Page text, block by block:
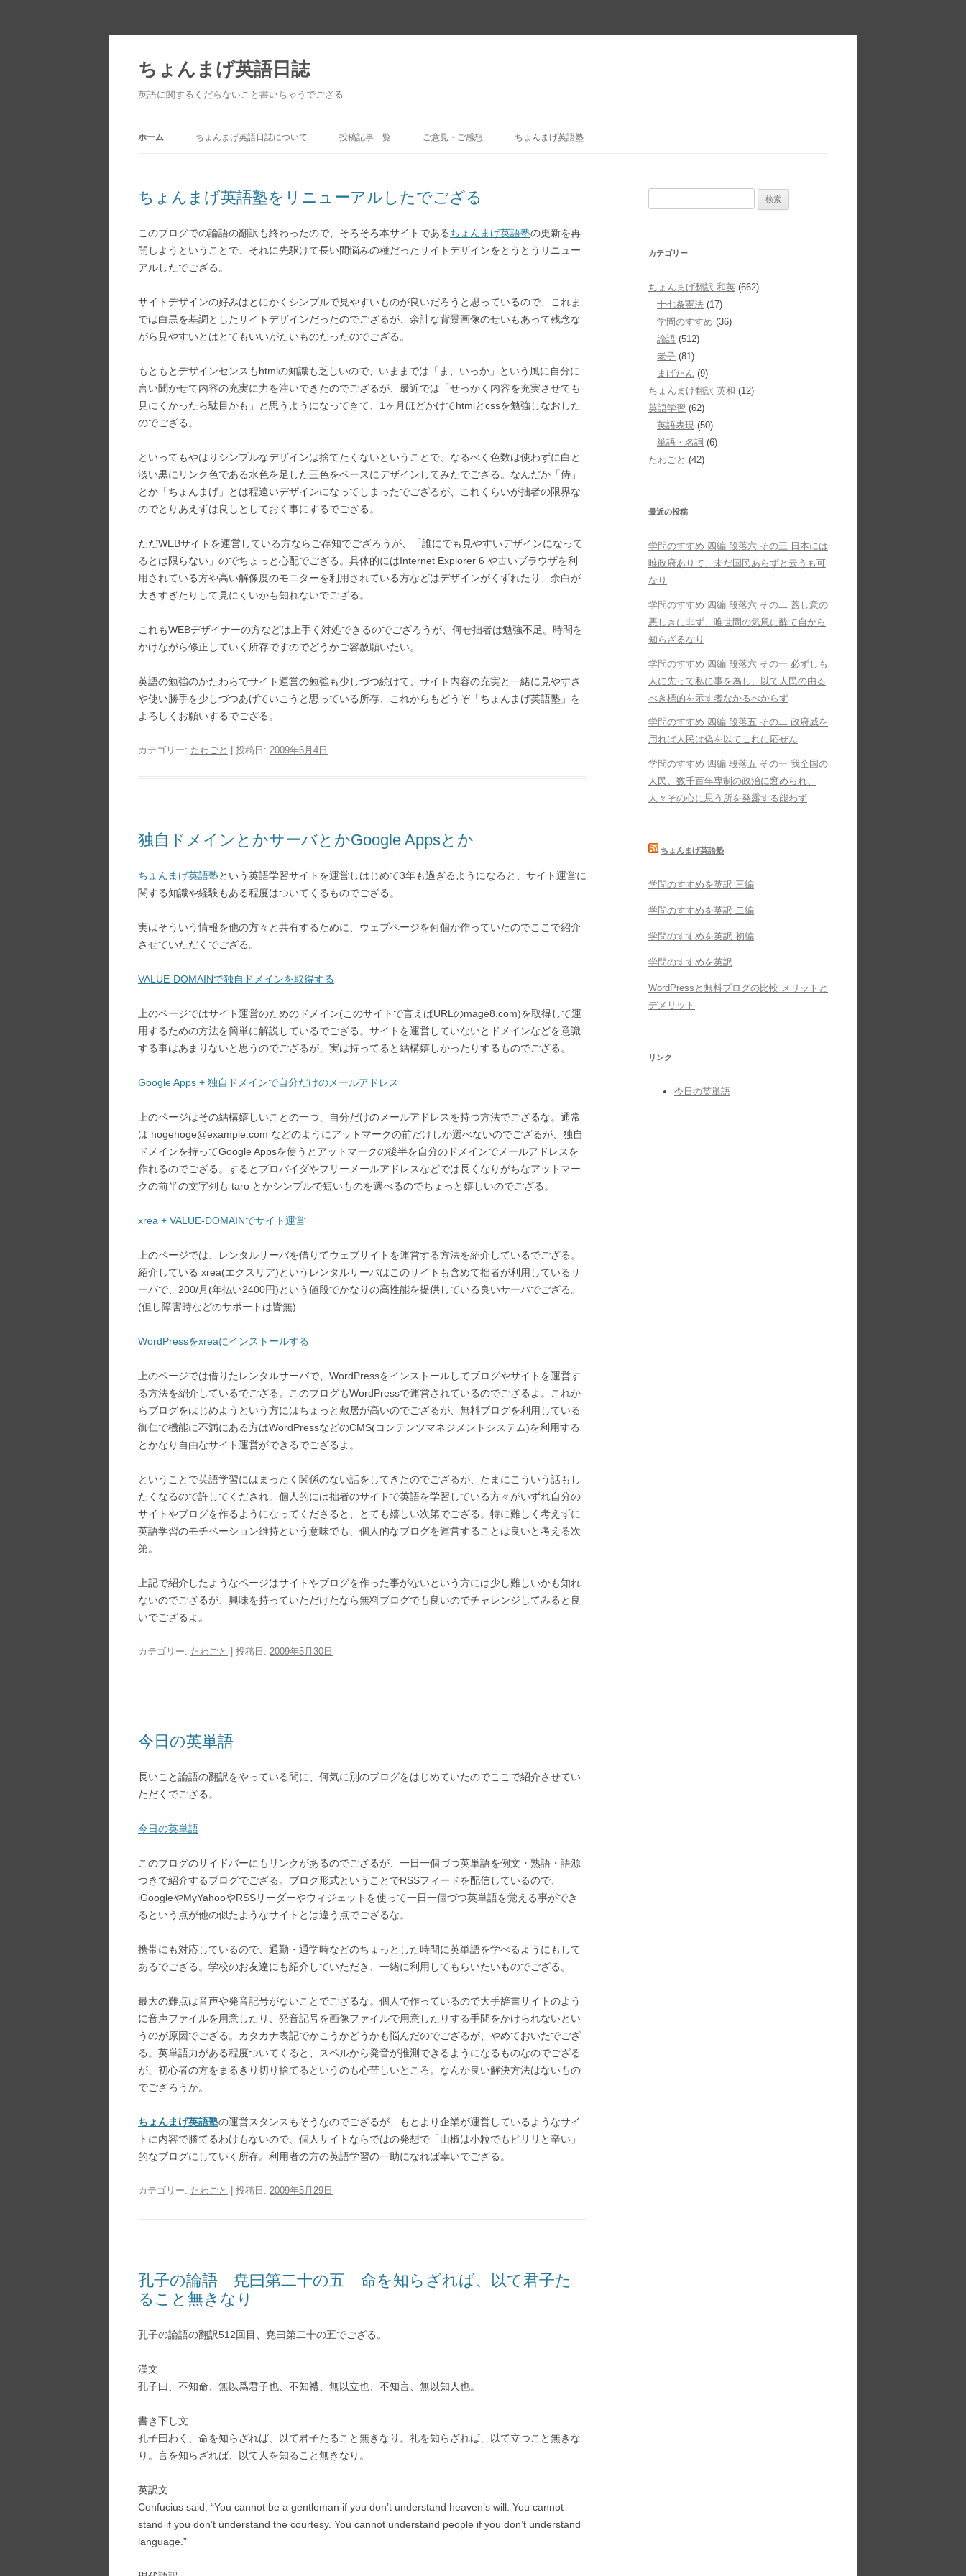
ちょんまげ英語日誌
英語に関するくだらないこと書いちゃうでござる
ホーム ちょんまげ英語日誌について 投稿記事一覧 ご意見・ご感想 ちょんまげ英語塾
ちょんまげ英語塾をリニューアルしたでござる
このブログでの論語の翻訳も終わったので、そろそろ本サイトであるちょんまげ英語塾の更新を再
開しようということで、それに先駆けて長い間悩みの種だったサイトデザインをとうとうリニュー
アルしたでござる。
サイトデザインの好みはとにかくシンプルで見やすいものが良いだろうと思っているので、これま
では白黒を基調としたサイトデザインだったのでござるが、余計な背景画像のせいもあって残念な
がら見やすいとはとてもいいがたいものだったのでござる。
もともとデザインセンスもhtmlの知識も乏しいので、いままでは「ま、いっか」という風に自分に
言い聞かせて内容の充実に力を注いできたのでござるが、最近では「せっかく内容を充実させても
見にくかったら駄目かも」と思うようになってきて、1ヶ月ほどかけてhtmlとcssを勉強しなおした
のでござる。
といってもやはりシンプルなデザインは捨てたくないということで、なるべく色数は使わずに白と
淡い黒にリンク色である水色を足した三色をベースにデザインしてみたでござる。なんだか「侍」
とか「ちょんまげ」とは程遠いデザインになってしまったでござるが、これくらいが拙者の限界な
のでとりあえずは良しとしておく事にするでござる。
ただWEBサイトを運営している方ならご存知でござろうが、「誰にでも見やすいデザインになって
るとは限らない」のでちょっと心配でござる。具体的にはInternet Explorer 6 や古いブラウザを利
用されている方や高い解像度のモニターを利用されている方などはデザインがくずれたり、余白が
大きすぎたりして見にくいかも知れないでござる。
これもWEBデザイナーの方などは上手く対処できるのでござろうが、何せ拙者は勉強不足。時間を
かけながら修正していく所存ですのでどうかご容赦願いたい。
英語の勉強のかたわらでサイト運営の勉強も少しづつ続けて、サイト内容の充実と一緒に見やすさ
や使い勝手を少しづつあげていこうと思っている所存、これからもどうぞ「ちょんまげ英語塾」を
よろしくお願いするでござる。
カテゴリー: たわごと | 投稿日: 2009年6月4日
独自ドメインとかサーバとかGoogle Appsとか
ちょんまげ英語塾という英語学習サイトを運営しはじめて3年も過ぎるようになると、サイト運営に
関する知識や経験もある程度はついてくるものでござる。
実はそういう情報を他の方々と共有するために、ウェブページを何個か作っていたのでここで紹介
させていただくでござる。
VALUE-DOMAINで独自ドメインを取得する
上のページではサイト運営のためのドメイン(このサイトで言えばURLのmage8.com)を取得して運
用するための方法を簡単に解説しているでござる。サイトを運営していないとドメインなどを意識
する事はあまりないと思うのでござるが、実は持ってると結構嬉しかったりするものでござる。
Google Apps + 独自ドメインで自分だけのメールアドレス
上のページはその結構嬉しいことの一つ、自分だけのメールアドレスを持つ方法でござるな。通常
は hogehoge@example.com などのようにアットマークの前だけしか選べないのでござるが、独自
ドメインを持ってGoogle Appsを使うとアットマークの後半を自分のドメインでメールアドレスを
作れるのでござる。するとプロバイダやフリーメールアドレスなどでは長くなりがちなアットマー
クの前半の文字列も taro とかシンプルで短いものを選べるのでちょっと嬉しいのでござる。
xrea + VALUE-DOMAINでサイト運営
上のページでは、レンタルサーバを借りてウェブサイトを運営する方法を紹介しているでござる。
紹介している xrea(エクスリア)というレンタルサーバはこのサイトも含めて拙者が利用しているサ
ーバで、200/月(年払い2400円)という値段でかなりの高性能を提供している良いサーバでござる。
(但し障害時などのサポートは皆無)
WordPressをxreaにインストールする
上のページでは借りたレンタルサーバで、WordPressをインストールしてブログやサイトを運営す
る方法を紹介しているでござる。このブログもWordPressで運営されているのでござるよ。これか
らブログをはじめようという方にはちょっと敷居が高いのでござるが、無料ブログを利用している
御仁で機能に不満にある方はWordPressなどのCMS(コンテンツマネジメントシステム)を利用する
とかなり自由なサイト運営ができるでござるよ。
ということで英語学習にはまったく関係のない話をしてきたのでござるが、たまにこういう話もし
たくなるので許してくだされ。個人的には拙者のサイトで英語を学習している方々がいずれ自分の
サイトやブログを作るようになってくださると、とても嬉しい次第でござる。特に難しく考えずに
英語学習のモチベーション維持という意味でも、個人的なブログを運営することは良いと考える次
第。
上記で紹介したようなページはサイトやブログを作った事がないという方には少し難しいかも知れ
ないのでござるが、興味を持っていただけたなら無料ブログでも良いのでチャレンジしてみると良
いでござるよ。
カテゴリー: たわごと | 投稿日: 2009年5月30日
今日の英単語
長いこと論語の翻訳をやっている間に、何気に別のブログをはじめていたのでここで紹介させてい
ただくでござる。
今日の英単語
このブログのサイドバーにもリンクがあるのでござるが、一日一個づつ英単語を例文・熟語・語源
つきで紹介するブログでござる。ブログ形式ということでRSSフィードを配信しているので、
iGoogleやMyYahooやRSSリーダーやウィジェットを使って一日一個づつ英単語を覚える事ができ
るという点が他の似たようなサイトとは違う点でござるな。
携帯にも対応しているので、通勤・通学時などのちょっとした時間に英単語を学べるようにもして
あるでござる。学校のお友達にも紹介していただき、一緒に利用してもらいたいものでござる。
最大の難点は音声や発音記号がないことでござるな。個人で作っているので大手辞書サイトのよう
に音声ファイルを用意したり、発音記号を画像ファイルで用意したりする手間をかけられないとい
うのが原因でござる。カタカナ表記でかこうかどうかも悩んだのでござるが、やめておいたでござ
る。英単語力がある程度ついてくると、スペルから発音が推測できるようになるものなのでござる
が、初心者の方をまるきり切り捨てるというのも心苦しいところ。なんか良い解決方法はないもの
でござろうか。
ちょんまげ英語塾の運営スタンスもそうなのでござるが、もとより企業が運営しているようなサイ
トに内容で勝てるわけもないので、個人サイトならではの発想で「山椒は小粒でもピリリと辛い」
的なブログにしていく所存。利用者の方の英語学習の一助になれば幸いでござる。
カテゴリー: たわごと | 投稿日: 2009年5月29日
孔子の論語 尭曰第二十の五 命を知らざれば、以て君子た
ること無きなり
孔子の論語の翻訳512回目、尭曰第二十の五でござる。
漢文
孔子曰、不知命、無以爲君子也、不知禮、無以立也、不知言、無以知人也。
書き下し文
孔子曰わく、命を知らざれば、以て君子たること無きなり。礼を知らざれば、以て立つこと無きな
り。言を知らざれば、以て人を知ること無きなり。
英訳文
Confucius said, “You cannot be a gentleman if you don’t understand heaven’s will. You cannot
stand if you don’t understand the courtesy. You cannot understand people if you don’t understand
language.”
カテゴリー
ちょんまげ翻訳 和英 (662)
十七条憲法 (17)
学問のすすめ (36)
論語 (512)
老子 (81)
まげたん (9)
ちょんまげ翻訳 英和 (12)
英語学習 (62)
英語表現 (50)
単語・名詞 (6)
たわごと (42)
最近の投稿
学問のすすめ 四編 段落六 その三 日本には
唯政府ありて、未だ国民あらずと云うも可
なり
学問のすすめ 四編 段落六 その二 蓋し意の
悪しきに非ず、唯世間の気風に酔て自から
知らざるなり
学問のすすめ 四編 段落六 その一 必ずしも
人に先って私に事を為し、以て人民の由る
べき標的を示す者なかるべからず
学問のすすめ 四編 段落五 その二 政府威を
用れば人民は偽を以てこれに応ぜん
学問のすすめ 四編 段落五 その一 我全国の
人民、数千百年専制の政治に窘められ、
人々その心に思う所を発露する能わず
ちょんまげ英語塾
学問のすすめを英訳 三編
学問のすすめを英訳 二編
学問のすすめを英訳 初編
学問のすすめを英訳
WordPressと無料ブログの比較 メリットと
デメリット
リンク
今日の英単語